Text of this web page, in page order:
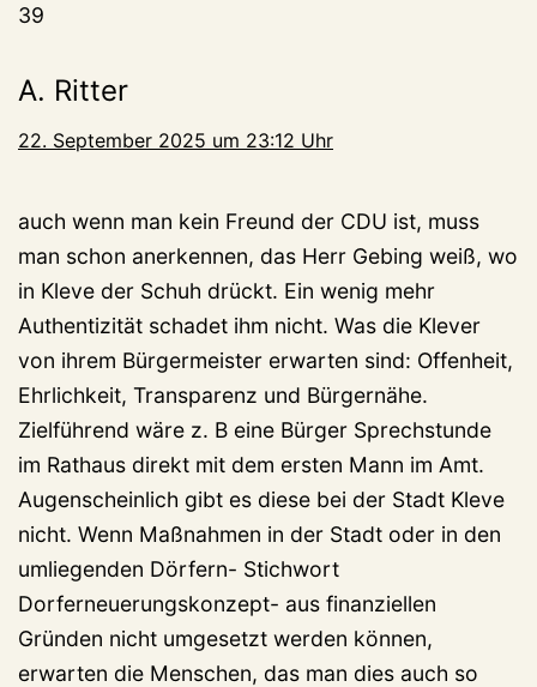
39
A. Ritter
22. September 2025 um 23:12 Uhr
auch wenn man kein Freund der CDU ist, muss
man schon anerkennen, das Herr Gebing weiß, wo
in Kleve der Schuh drückt. Ein wenig mehr
Authentizität schadet ihm nicht. Was die Klever
von ihrem Bürgermeister erwarten sind: Offenheit,
Ehrlichkeit, Transparenz und Bürgernähe.
Zielführend wäre z. B eine Bürger Sprechstunde
im Rathaus direkt mit dem ersten Mann im Amt.
Augenscheinlich gibt es diese bei der Stadt Kleve
nicht. Wenn Maßnahmen in der Stadt oder in den
umliegenden Dörfern- Stichwort
Dorferneuerungskonzept- aus finanziellen
Gründen nicht umgesetzt werden können,
erwarten die Menschen, das man dies auch so